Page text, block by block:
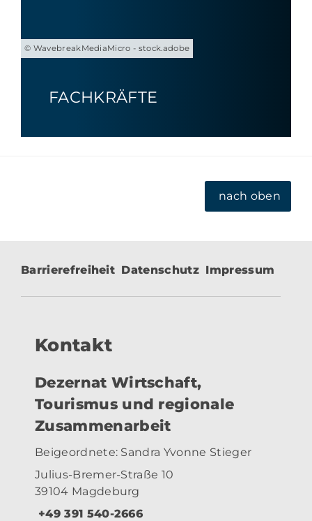
© WavebreakMediaMicro - stock.adobe
FACHKRÄFTE
nach oben
Barrierefreiheit Datenschutz Impressum
Kontakt
Dezernat Wirtschaft,
Tourismus und regionale
Zusammenarbeit
Beigeordnete: Sandra Yvonne Stieger
Julius-Bremer-Straße 10
39104 Magdeburg
+49 391 540-2666